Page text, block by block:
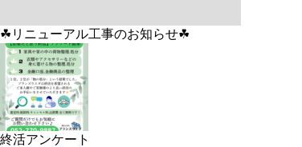
☘リニューアル工事のお知らせ☘
終活アンケート